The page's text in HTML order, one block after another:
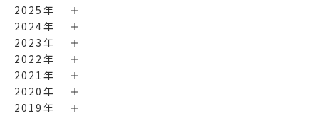
2025年
2024年
2023年
2022年
2021年
2020年
2019年